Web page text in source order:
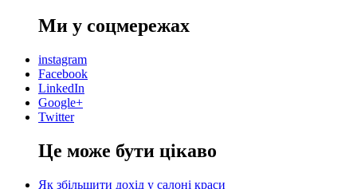
Ми у соцмережах
instagram
Facebook
LinkedIn
Google+
Twitter
Це може бути цікаво
Як збільшити дохід у салоні краси